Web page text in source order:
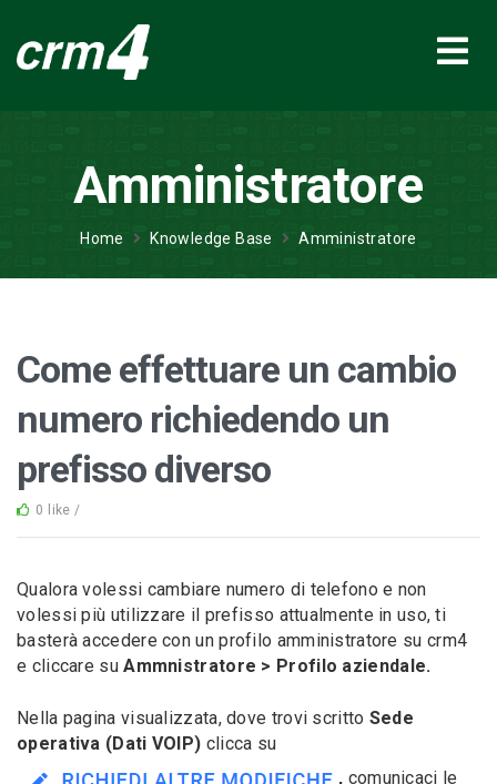
Amministratore
Home Knowledge Base Amministratore
Come effettuare un cambio
numero richiedendo un
prefisso diverso
0 like /
Qualora volessi cambiare numero di telefono e non
volessi più utilizzare il prefisso attualmente in uso, ti
basterà accedere con un profilo amministratore su crm4
e cliccare suAmmnistratore > Profilo aziendale.
Nella pagina visualizzata, dove trovi scritto Sede
operativa (Dati VOIP) clicca su
, comunicaci le